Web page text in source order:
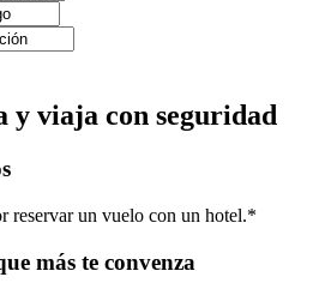
y viaja con seguridad
reservar un vuelo con un hotel.*
más te convenza